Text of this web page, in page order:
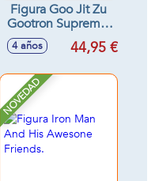
Figura Goo Jit Zu
Gootron Supremo.
Con 35 efectos de
luz y sonido.
4 años 44,95 €
NOVEDAD